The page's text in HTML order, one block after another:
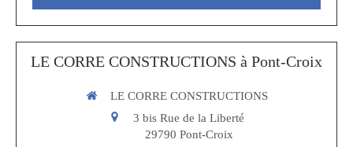
LE CORRE CONSTRUCTIONS à Pont-Croix
LE CORRE CONSTRUCTIONS
3 bis Rue de la Liberté
29790 Pont-Croix